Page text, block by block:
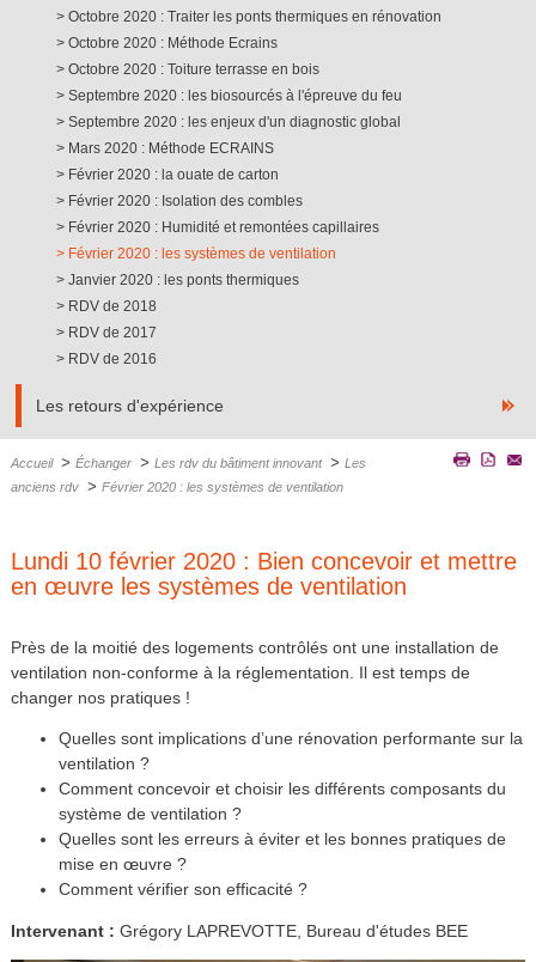
Octobre 2020 : Traiter les ponts thermiques en rénovation
Octobre 2020 : Méthode Ecrains
Octobre 2020 : Toiture terrasse en bois
Septembre 2020 : les biosourcés à l'épreuve du feu
Septembre 2020 : les enjeux d'un diagnostic global
Mars 2020 : Méthode ECRAINS
Février 2020 : la ouate de carton
Février 2020 : Isolation des combles
Février 2020 : Humidité et remontées capillaires
Février 2020 : les systèmes de ventilation
Janvier 2020 : les ponts thermiques
RDV de 2018
RDV de 2017
RDV de 2016
Les retours d'expérience
Accueil > Échanger > Les rdv du bâtiment innovant > Les
anciens rdv > Février 2020 : les systèmes de ventilation
Lundi 10 février 2020 : Bien concevoir et mettre
en œuvre les systèmes de ventilation
Près de la moitié des logements contrôlés ont une installation de
ventilation non-conforme à la réglementation. Il est temps de
changer nos pratiques !
Quelles sont implications d’une rénovation performante sur la
ventilation ?
Comment concevoir et choisir les différents composants du
système de ventilation ?
Quelles sont les erreurs à éviter et les bonnes pratiques de
mise en œuvre ?
Comment vérifier son efficacité ?
Intervenant : Grégory LAPREVOTTE, Bureau d'études BEE